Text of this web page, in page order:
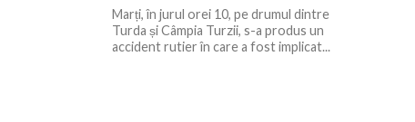
Marți, în jurul orei 10, pe drumul dintre
Turda și Câmpia Turzii, s-a produs un
accident rutier în care a fost implicat...